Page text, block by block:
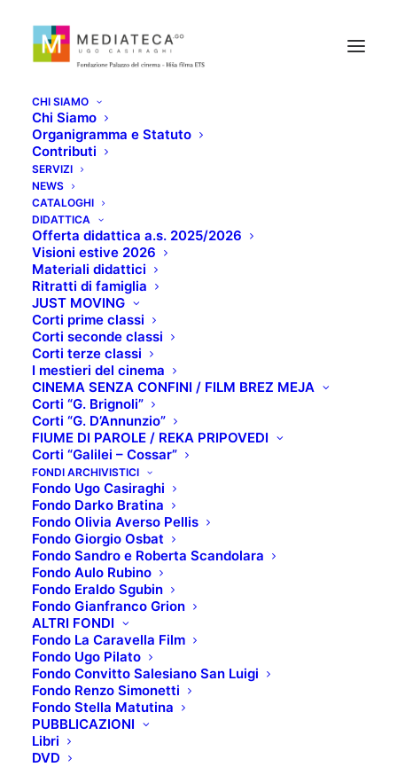
CHI SIAMO
Chi Siamo
Organigramma e Statuto
Contributi
SERVIZI
NEWS
CATALOGHI
DIDATTICA
Offerta didattica a.s. 2025/2026
Visioni estive 2026
Materiali didattici
Ritratti di famiglia
JUST MOVING
Corti prime classi
Corti seconde classi
Corti terze classi
I mestieri del cinema
CINEMA SENZA CONFINI / FILM BREZ MEJA
Corti “G. Brignoli”
Corti “G. D’Annunzio”
FIUME DI PAROLE / REKA PRIPOVEDI
Corti “Galilei – Cossar”
FONDI ARCHIVISTICI
Fondo Ugo Casiraghi
Fondo Darko Bratina
Fondo Olivia Averso Pellis
Fondo Giorgio Osbat
Fondo Sandro e Roberta Scandolara
Fondo Aulo Rubino
Fondo Eraldo Sgubin
Fondo Gianfranco Grion
ALTRI FONDI
Fondo La Caravella Film
Fondo Ugo Pilato
Fondo Convitto Salesiano San Luigi
Fondo Renzo Simonetti
Fondo Stella Matutina
PUBBLICAZIONI
Libri
DVD
LE DODICI VITE DI
ALFRED HITCHCOCK
SETTEMBRE 27, 2022
BEST 5 BOOKS DEL
2022
Titolo del libro
Editore